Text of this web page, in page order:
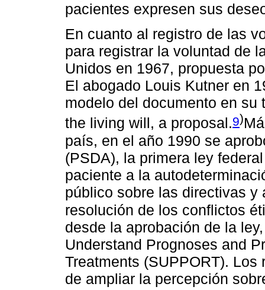
pacientes expresen sus
En cuanto al registro de las
para registrar la voluntad de
Unidos en 1967, propuesta
El abogado Louis Kutner en
modelo del documento en
the living will, a proposal.9)
país, en el año 1990 se
(PSDA), la primera ley
paciente a la
público sobre las directivas y
resolución de los conflictos
desde la aprobación de la
Understand Prognoses and
Treatments (SUPPORT).
de ampliar la percepción